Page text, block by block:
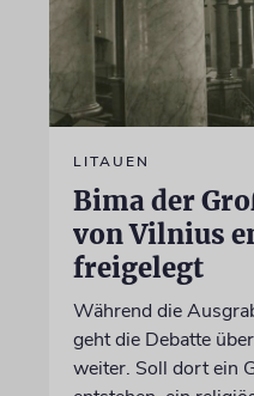
LITAUEN
Bima der
von Vilnius
freigelegt
Während die
geht die Debatte
weiter. Soll dort ein